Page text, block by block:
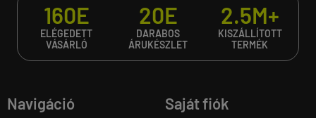
160E
ELÉGEDETT
VÁSÁRLÓ
20E
DARABOS
ÁRUKÉSZLET
2.5M+
KISZÁLLÍTOTT
TERMÉK
Navigáció Saját fiók